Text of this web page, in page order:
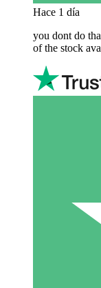
Hace 1 día
you dont do
of the stock